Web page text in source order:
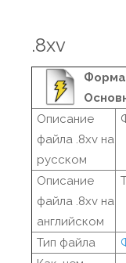
.8xv
Описание
файла .8xv на
русском
Описание
файла .8xv на
английском
Тип файла